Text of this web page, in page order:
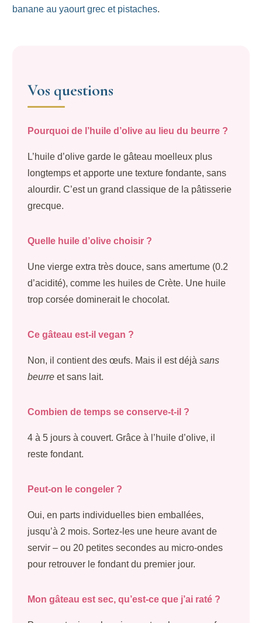
banane au yaourt grec et pistaches.
Vos questions
Pourquoi de l’huile d’olive au lieu du beurre ?
L’huile d’olive garde le gâteau moelleux plus
longtemps et apporte une texture fondante, sans
alourdir. C’est un grand classique de la pâtisserie
grecque.
Quelle huile d’olive choisir ?
Une vierge extra très douce, sans amertume (0.2
d’acidité), comme les huiles de Crète. Une huile
trop corsée dominerait le chocolat.
Ce gâteau est-il vegan ?
Non, il contient des œufs. Mais il est déjà sans
beurreet sans lait.
Combien de temps se conserve-t-il ?
4 à 5 jours à couvert. Grâce à l’huile d’olive, il
reste fondant.
Peut-on le congeler ?
Oui, en parts individuelles bien emballées,
jusqu’à 2 mois. Sortez-les une heure avant de
servir – ou 20 petites secondes au micro-ondes
pour retrouver le fondant du premier jour.
Mon gâteau est sec, qu’est-ce que j’ai raté ?